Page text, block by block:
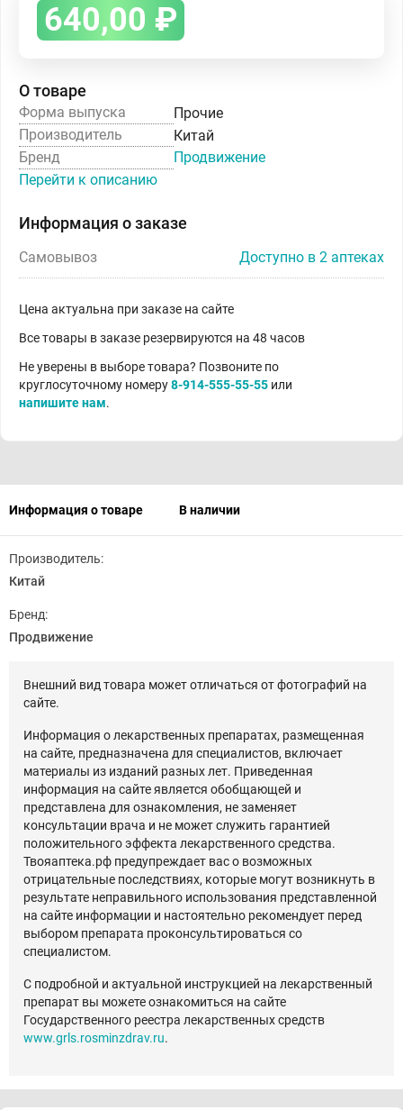
640,00 ₽
О товаре
Форма выпуска
Прочие
Производитель
Китай
Бренд
Продвижение
Перейти к описанию
Информация о заказе
Самовывоз Доступно в 2 аптеках
Цена актуальна при заказе на сайте
Все товары в заказе резервируются на 48 часов
Не уверены в выборе товара? Позвоните по
круглосуточному номеру8-914-555-55-55 или
напишите нам.
Информация о товаре В наличии
Производитель:
Китай
Бренд:
Продвижение
Внешний вид товара может отличаться от фотографий на
сайте.
Информация о лекарственных препаратах, размещенная
на сайте, предназначена для специалистов, включает
материалы из изданий разных лет. Приведенная
информация на сайте является обобщающей и
представлена для ознакомления, не заменяет
консультации врача и не может служить гарантией
положительного эффекта лекарственного средства.
Твояаптека.рф предупреждает вас о возможных
отрицательные последствиях, которые могут возникнуть в
результате неправильного использования представленной
на сайте информации и настоятельно рекомендует перед
выбором препарата проконсультироваться со
специалистом.
С подробной и актуальной инструкцией на лекарственный
препарат вы можете ознакомиться на сайте
Государственного реестра лекарственных средств
www.grls.rosminzdrav.ru.